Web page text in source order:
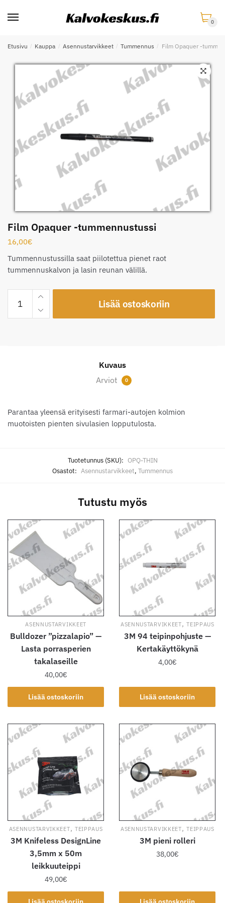
0
Etusivu / Kauppa / Asennustarvikkeet / Tummennus / Film Opaquer -
Film Opaquer -tummennustussi
16,00€
Tummennustussilla saat piilotettua pienet raot
tummennuskalvon ja lasin reunan välillä.
Opaquer
-
Lisää ostoskoriin
Kuvaus
Arviot
0
Parantaa yleensä erityisesti farmari-autojen kolmion
muotoisten pienten sivulasien lopputulosta.
Tuotetunnus (SKU): OPQ-THIN
Osastot: Asennustarvikkeet, Tummennus
Tutustu myös
ASENNUSTARVIKKEET
Bulldozer ”pizzalapio” —
Lasta porrasperien
takalaseille
40,00€
Lisää ostoskoriin
ASENNUSTARVIKKEET,TEIPPAUS
3M 94 teipinpohjuste —
Kertakäyttökynä
4,00€
Lisää ostoskoriin
ASENNUSTARVIKKEET, TEIPPAUS
3M Knifeless DesignLine
3,5mm x 50m
leikkuuteippi
49,00€
ASENNUSTARVIKKEET,TEIPPAUS
3M pieni rolleri
38,00€